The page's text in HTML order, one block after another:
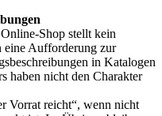
Shop stellt kein
eine Aufforderung zur
in Katalogen
haben nicht den Charakter
Vorrat reicht“, wenn nicht